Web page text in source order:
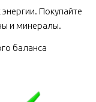
Покупайте
и минералы.
баланса